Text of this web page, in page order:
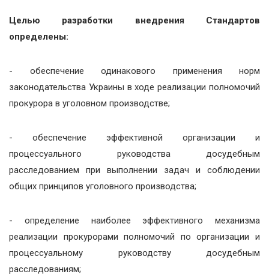
Целью разработки внедрения Стандартов
определены:
- обеспечение одинакового применения норм
законодательства Украины в ходе реализации полномочий
прокурора в уголовном производстве;
- обеспечение эффективной организации и
процессуального руководства досудебным
расследованием при выполнении задач и соблюдении
общих принципов уголовного производства;
- определение наиболее эффективного механизма
реализации прокурорами полномочий по организации и
процессуальному руководству досудебным
расследованиям;